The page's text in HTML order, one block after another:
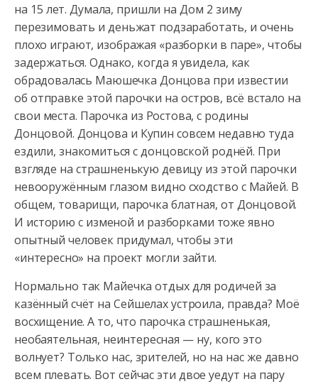
на 15 лет. Думала, пришли на Дом 2 зиму
перезимовать и деньжат подзаработать, и очень
плохо играют, изображая «разборки в паре», чтобы
задержаться. Однако, когда я увидела, как
обрадовалась Маюшечка Донцова при известии
об отправке этой парочки на остров, всё встало на
свои места. Парочка из Ростова, с родины
Донцовой. Донцова и Купин совсем недавно туда
ездили, знакомиться с донцовской роднёй. При
взгляде на страшненькую девицу из этой парочки
невооружённым глазом видно сходство с Майей. В
общем, товарищи, парочка блатная, от Донцовой.
И историю с изменой и разборками тоже явно
опытный человек придумал, чтобы эти
«интересно» на проект могли зайти.
Нормально так Майечка отдых для родичей за
казённый счёт на Сейшелах устроила, правда? Моё
восхищение. А то, что парочка страшненькая,
необаятельная, неинтересная — ну, кого это
волнует? Только нас, зрителей, но на нас же давно
всем плевать. Вот сейчас эти двое уедут на пару